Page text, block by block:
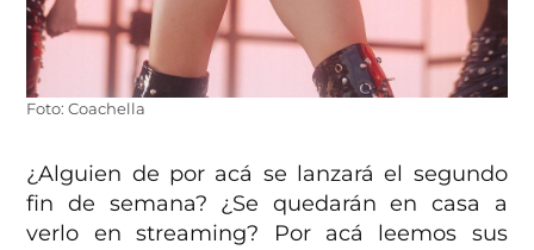
Foto: Coachella
¿Alguien de por acá se lanzará el segundo
fin de semana? ¿Se quedarán en casa a
verlo en streaming? Por acá leemos sus